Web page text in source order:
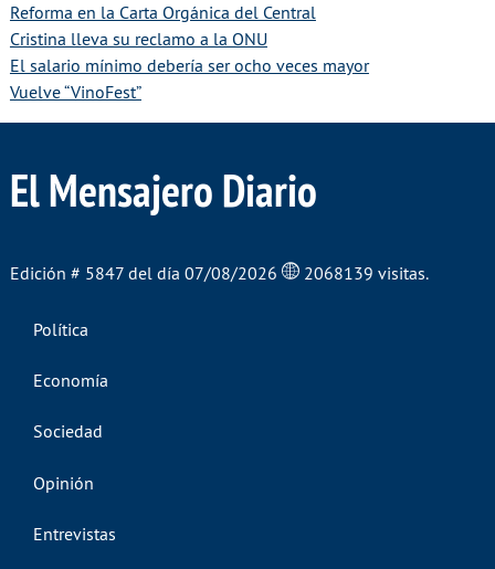
Reforma en la Carta Orgánica del Central
Cristina lleva su reclamo a la ONU
El salario mínimo debería ser ocho veces mayor
Vuelve “VinoFest”
El Mensajero Diario
Edición # 5847 del día 07/08/2026 2068139 visitas.
Política
Economía
Sociedad
Opinión
Entrevistas